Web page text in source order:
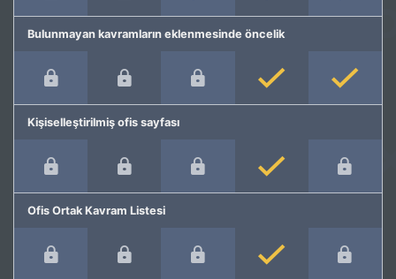
Bulunmayan kavramların eklenmesinde öncelik
Kişiselleştirilmiş ofis sayfası
Ofis Ortak Kavram Listesi